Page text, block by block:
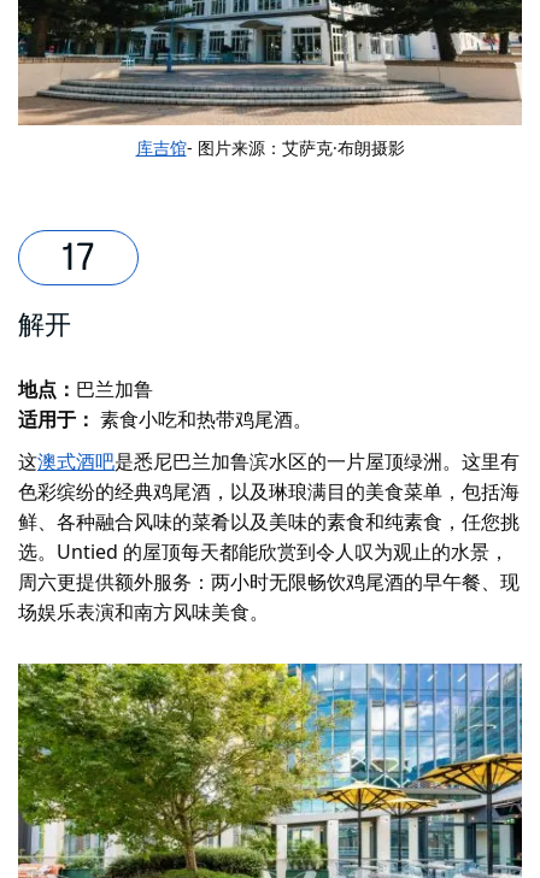
库吉馆- 图片来源：艾萨克·布朗摄影
解开
地点： 巴兰加鲁
适用于： 素食小吃和热带鸡尾酒。
这澳式酒吧是悉尼巴兰加鲁滨水区的一片屋顶绿洲。这里有
色彩缤纷的经典鸡尾酒，以及琳琅满目的美食菜单，包括海
鲜、各种融合风味的菜肴以及美味的素食和纯素食，任您挑
选。Untied 的屋顶每天都能欣赏到令人叹为观止的水景，
周六更提供额外服务：两小时无限畅饮鸡尾酒的早午餐、现
场娱乐表演和南方风味美食。